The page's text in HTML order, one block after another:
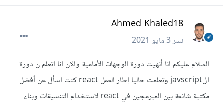
Ahmed Khaled18
نشر3 مايو 2021
السلام عليكم انا أنهيت دورة الوجهات الأمامية والان انا اتعلم ن دورة
الjavscript وتعلمت حاليا إطار العمل react كنت اسأل عن أفضل
مكتبة شائعة بين المبرمجين في react لاستخدام التنسيقات وبناء